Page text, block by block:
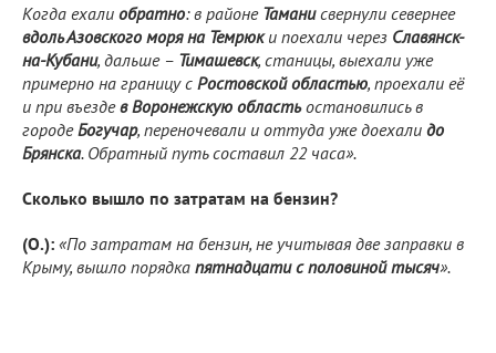
Когда ехали обратно: в районе Таманисвернули севернее
вдоль Азовского моря на Темрюки поехали через Славянск-
на-Кубани, дальше – Тимашевск, станицы, выехали уже
примерно на границу с Ростовской областью, проехали её
и при въездев Воронежскую областьостановились в
городеБогучар, переночевали и оттуда уже доехали до
Брянска. Обратный путь составил 22 часа».
Сколько вышло по затратам на бензин?
(О.): «По затратам на бензин, не учитывая две заправки в
Крыму, вышло порядка пятнадцати с половиной тысяч».